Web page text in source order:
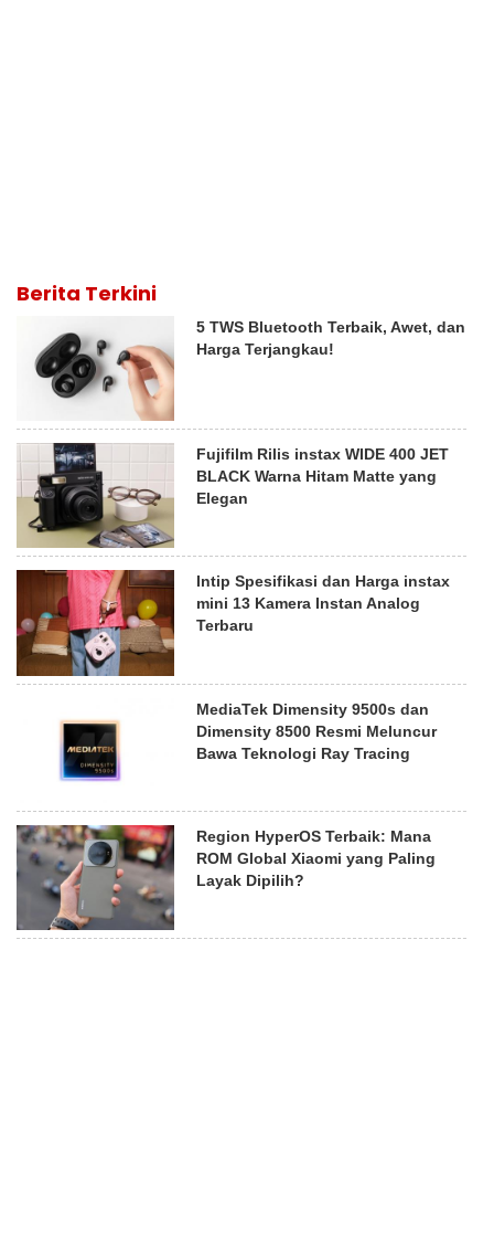
Berita Terkini
5 TWS Bluetooth Terbaik, Awet, dan
Harga Terjangkau!
Fujifilm Rilis instax WIDE 400 JET
BLACK Warna Hitam Matte yang
Elegan
Intip Spesifikasi dan Harga instax
mini 13 Kamera Instan Analog
Terbaru
MediaTek Dimensity 9500s dan
Dimensity 8500 Resmi Meluncur
Bawa Teknologi Ray Tracing
Region HyperOS Terbaik: Mana
ROM Global Xiaomi yang Paling
Layak Dipilih?